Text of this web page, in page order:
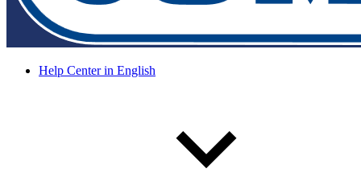
Help Center in English